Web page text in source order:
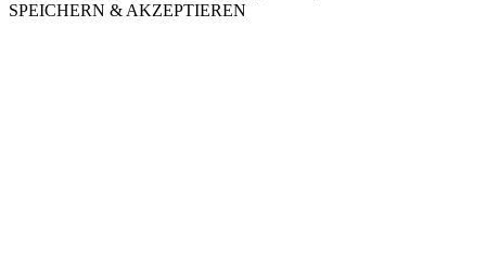
SPEICHERN & AKZEPTIEREN